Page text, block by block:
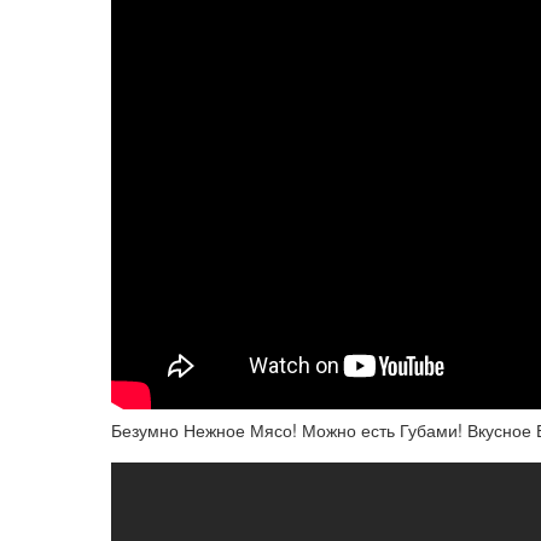
Безумно Нежное Мясо! Можно есть Губами! Вкусное